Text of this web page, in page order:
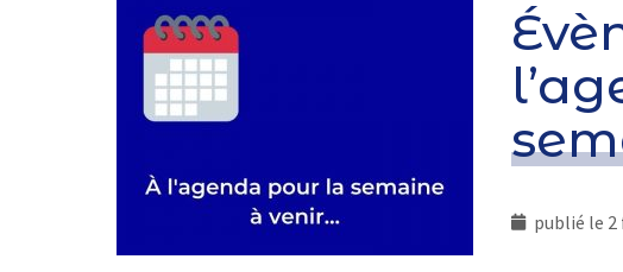
publié le 2